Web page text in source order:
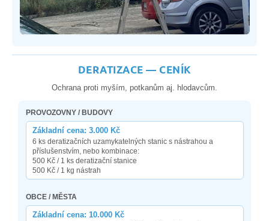
DERATIZACE — CENÍK
Ochrana proti myším, potkanům aj. hlodavcům.
PROVOZOVNY / BUDOVY
Základní cena: 3.000 Kč
6 ks deratizačních uzamykatelných stanic s nástrahou a
příslušenstvím, nebo kombinace:
500 Kč / 1 ks deratizační stanice
500 Kč / 1 kg nástrah
OBCE / MĚSTA
Základní cena: 10.000 Kč